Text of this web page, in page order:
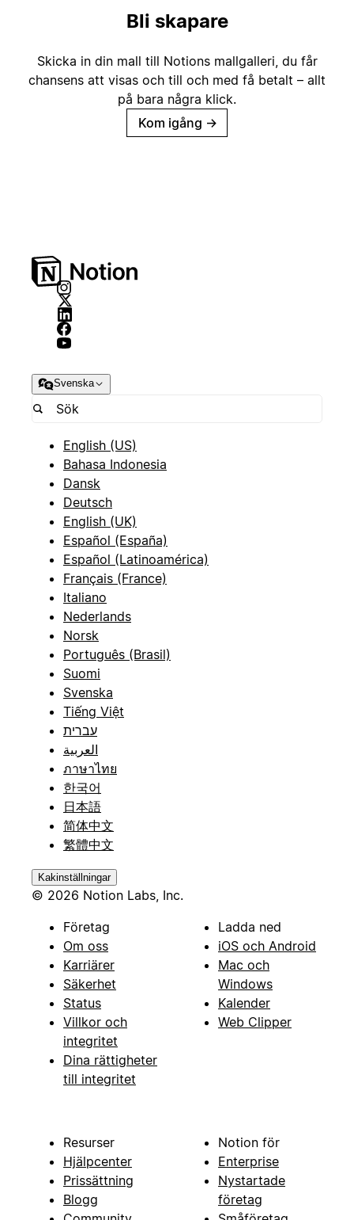
Bli skapare
Skicka in din mall till Notions mallgalleri, du får
chansens att visas och till och med få betalt – allt
på bara några klick.
Kom igång →
Svenska
English (US)
Bahasa Indonesia
Dansk
Deutsch
English (UK)
Español (España)
Español (Latinoamérica)
Français (France)
Italiano
Nederlands
Norsk
Português (Brasil)
Suomi
Svenska
Tiếng Việt
עברית
العربية
ภาษาไทย
한국어
日本語
简体中文
繁體中文
Kakinställningar
© 2026 Notion Labs, Inc.
Företag
Om oss
Karriärer
Säkerhet
Status
Villkor och
integritet
Dina rättigheter
till integritet
Ladda ned
iOS och Android
Mac och
Windows
Kalender
Web Clipper
Resurser
Hjälpcenter
Prissättning
Blogg
Notion för
Enterprise
Nystartade
företag